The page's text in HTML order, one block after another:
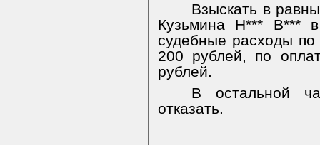
Взыскать в
Кузьмина Н*** В***
судебные расходы
200 рублей, по
рублей.
В остальной
отказать.